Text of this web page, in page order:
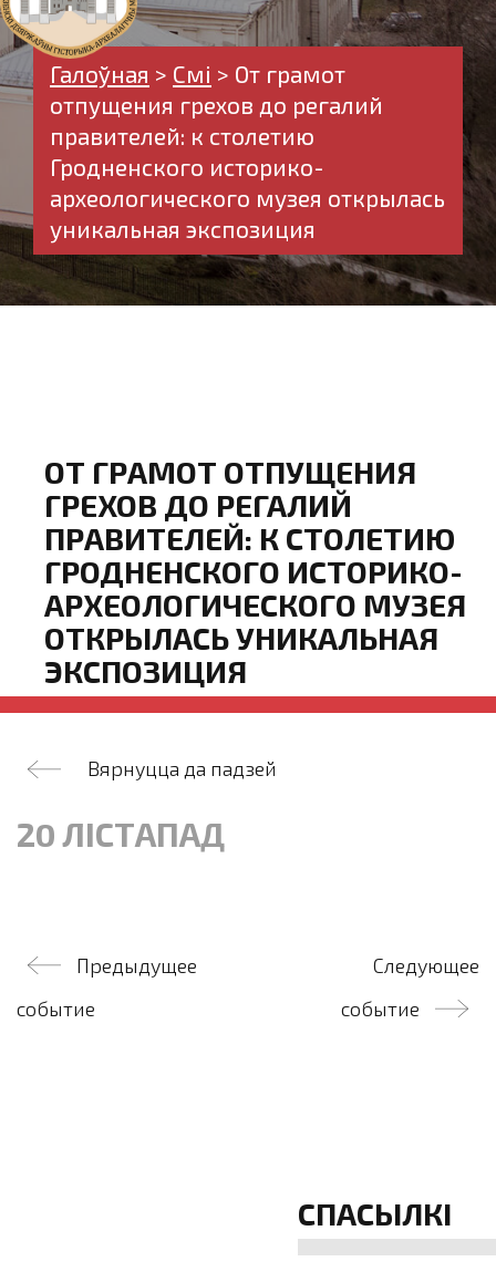
Галоўная > Смі > От грамот
отпущения грехов до регалий
правителей: к столетию
Гродненского историко-
археологического музея открылась
уникальная экспозиция
ОТ ГРАМОТ ОТПУЩЕНИЯ
ГРЕХОВ ДО РЕГАЛИЙ
ПРАВИТЕЛЕЙ: К СТОЛЕТИЮ
ГРОДНЕНСКОГО ИСТОРИКО-
АРХЕОЛОГИЧЕСКОГО МУЗЕЯ
ОТКРЫЛАСЬ УНИКАЛЬНАЯ
ЭКСПОЗИЦИЯ
Вярнуцца да падзей
20 ЛІСТАПАД
Навігацыя
па
Предыдущее
событие
Следующее
событие
СПАСЫЛКІ